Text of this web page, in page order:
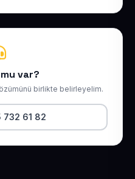
var?
birlikte belirleyelim.
732 61 82